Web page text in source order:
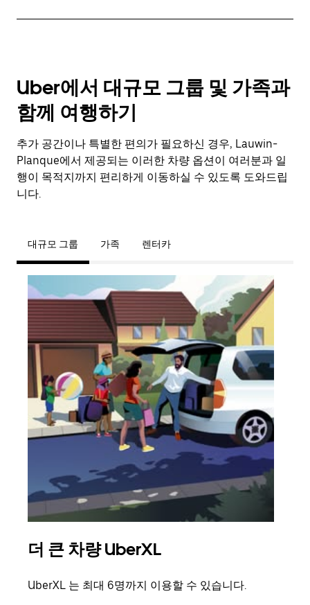
Uber에서 대규모 그룹 및 가족과
함께 여행하기
추가 공간이나 특별한 편의가 필요하신 경우, Lauwin-
Planque에서 제공되는 이러한 차량 옵션이 여러분과 일
행이 목적지까지 편리하게 이동하실 수 있도록 도와드립
니다.
대규모 그룹 가족 렌터카
더 큰 차량 UberXL
UberXL 는 최대 6명까지 이용할 수 있습니다.